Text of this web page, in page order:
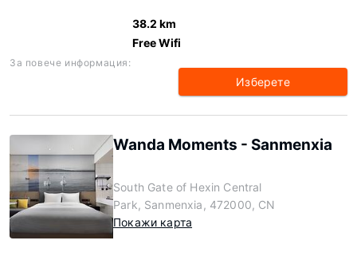
38.2 km
Free Wifi
За повече информация:
Изберете
Wanda Moments - Sanmenxia
South Gate of Hexin Central
Park, Sanmenxia, 472000, CN
Покажи карта